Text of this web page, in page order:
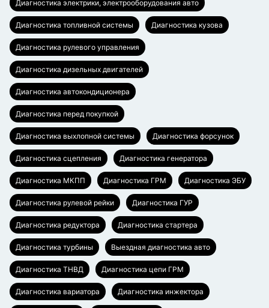
Диагностика электрики, электрооборудования авто
Диагностика топливной системы Диагностика кузова
Диагностика рулевого управления
Диагностика дизельных двигателей
Диагностика автокондиционера
Диагностика перед покупкой
Диагностика выхлопной системы Диагностика форсунок
Диагностика сцепления Диагностика генератора
Диагностика МКПП Диагностика ГРМ Диагностика ЭБУ
Диагностика рулевой рейки Диагностика ГУР
Диагностика редуктора Диагностика стартера
Диагностика турбины Выездная диагностика авто
Диагностика ТНВД Диагностика цепи ГРМ
Диагностика вариатора Диагностика инжектора